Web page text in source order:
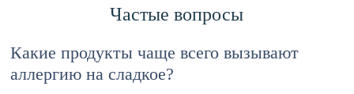
Частые вопросы
Какие продукты чаще всего вызывают
аллергию на сладкое?